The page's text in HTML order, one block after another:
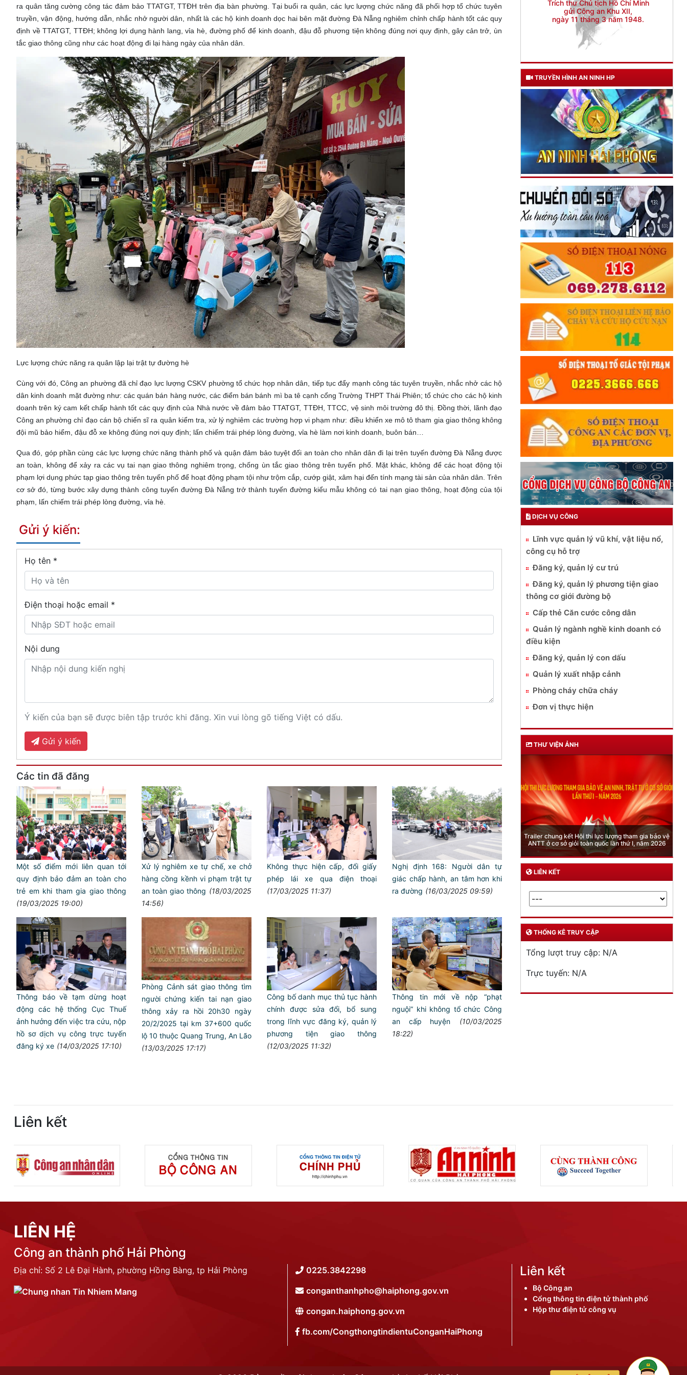
ra quân tăng cường công tác đảm bảo TTATGT, TTĐH trên địa bàn phường. Tại buổi ra quân, các lực lượng chức năng đã phối hợp tổ chức tuyên
truyền, vận động, hướng dẫn, nhắc nhở người dân, nhất là các hộ kinh doanh dọc hai bên mặt đường Đà Nẵng nghiêm chỉnh chấp hành tốt các quy
định về TTATGT, TTĐH; không lợi dụng hành lang, vỉa hè, đường phố để kinh doanh, đậu đỗ phương tiện không đúng nơi quy định, gây cản trở, ùn
tắc giao thông cũng như các hoạt động đi lại hàng ngày của nhân dân.
Lực lượng chức năng ra quân lập lại trật tự đường hè
Cùng với đó, Công an phường đã chỉ đạo lực lượng CSKV phường tổ chức họp nhân dân, tiếp tục đẩy mạnh công tác tuyên truyền, nhắc nhở các hộ
dân kinh doanh mặt đường như: các quán bán hàng nước, các điểm bán bánh mì ba tê cạnh cổng Trường THPT Thái Phiên; tổ chức cho các hộ kinh
doanh trên ký cam kết chấp hành tốt các quy định của Nhà nước về đảm bảo TTATGT, TTĐH, TTCC, vệ sinh môi trường đô thị. Đồng thời, lãnh đạo
Công an phường chỉ đạo cán bộ chiến sĩ ra quân kiểm tra, xử lý nghiêm các trường hợp vi phạm như: điều khiển xe mô tô tham gia giao thông không
đội mũ bảo hiểm, đậu đỗ xe không đúng nơi quy định; lấn chiếm trái phép lòng đường, vỉa hè làm nơi kinh doanh, buôn bán…
Qua đó, góp phần cùng các lực lượng chức năng thành phố và quận đảm bảo tuyệt đối an toàn cho nhân dân đi lại trên tuyến đường Đà Nẵng được
an toàn, không để xảy ra các vụ tai nạn giao thông nghiêm trọng, chống ùn tắc giao thông trên tuyến phố. Mặt khác, không để các hoạt động tội
phạm lợi dụng phức tạp giao thông trên tuyến phố để hoạt động phạm tội như trộm cắp, cướp giật, xâm hại đến tính mạng tài sản của nhân dân. Trên
cơ sở đó, từng bước xây dựng thành công tuyến đường Đà Nẵng trở thành tuyến đường kiểu mẫu không có tai nạn giao thông, hoạt động của tội
phạm, lấn chiếm trái phép lòng đường, vỉa hè.
Gửi ý kiến:
Họ tên *
Điện thoại hoặc email *
Nội dung
Ý kiến của bạn sẽ được biên tập trước khi đăng. Xin vui lòng gõ tiếng Việt có dấu.
Gửi ý kiến
Các tin đã đăng
Một số điểm mới liên quan tới
quy định bảo đảm an toàn cho
trẻ em khi tham gia giao thông
(19/03/2025 19:00)
Xử lý nghiêm xe tự chế, xe chở
hàng cồng kềnh vi phạm trật tự
an toàn giao thông (18/03/2025
14:56)
Không thực hiện cấp, đổi giấy
phép lái xe qua điện thoại
(17/03/2025 11:37)
Nghị định 168: Người dân tự
giác chấp hành, an tâm hơn khi
ra đường (16/03/2025 09:59)
Thông báo về tạm dừng hoạt
động các hệ thống Cục Thuế
ảnh hưởng đến việc tra cứu, nộp
hồ sơ dịch vụ công trực tuyến
đăng ký xe (14/03/2025 17:10)
Phòng Cảnh sát giao thông tìm
người chứng kiến tai nạn giao
thông xảy ra hồi 20h30 ngày
20/2/2025 tại km 37+600 quốc
lộ 10 thuộc Quang Trung, An Lão
(13/03/2025 17:17)
Công bố danh mục thủ tục hành
chính được sửa đổi, bổ sung
trong lĩnh vực đăng ký, quản lý
phương tiện giao thông
(12/03/2025 11:32)
Thông tin mới về nộp “phạt
nguội” khi không tổ chức Công
an cấp huyện
(10/03/2025
18:22)
TRUYỀN HÌNH AN NINH HP
DỊCH VỤ CÔNG
Lĩnh vực quản lý vũ khí, vật liệu nổ,
công cụ hỗ trợ
Đăng ký, quản lý cư trú
Đăng ký, quản lý phương tiện giao
thông cơ giới đường bộ
Cấp thẻ Căn cước công dân
Quản lý ngành nghề kinh doanh có
điều kiện
Đăng ký, quản lý con dấu
Quản lý xuất nhập cảnh
Phòng cháy chữa cháy
Đơn vị thực hiện
THƯ VIỆN ẢNH
Phòng Quản lý xuất nhập cảnh: Hướng dẫn những
quy định mới trong lĩnh vực xuất cảnh, nhập cảnh
của công dân việt nam từ ngày 01/7/2026
LIÊN KẾT
THỐNG KÊ TRUY CẬP
Tổng lượt truy cập: N/A
Trực tuyến: N/A
Liên kết
LIÊN HỆ
Công an thành phố Hải Phòng
Địa chỉ: Số 2 Lê Đại Hành, phường Hồng Bàng, tp Hải Phòng
0225.3842298
conganthanhpho@haiphong.gov.vn
congan.haiphong.gov.vn
fb.com/CongthongtindientuConganHaiPhong
Liên kết
Bộ Công an
Cổng thông tin điện tử thành phố
Hộp thư điện tử công vụ